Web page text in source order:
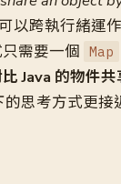
以跨執行緒運
需要一個 Map
Java 的物件
思考方式更接